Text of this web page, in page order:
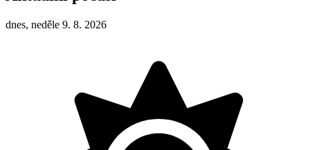
dnes, neděle 9. 8. 2026